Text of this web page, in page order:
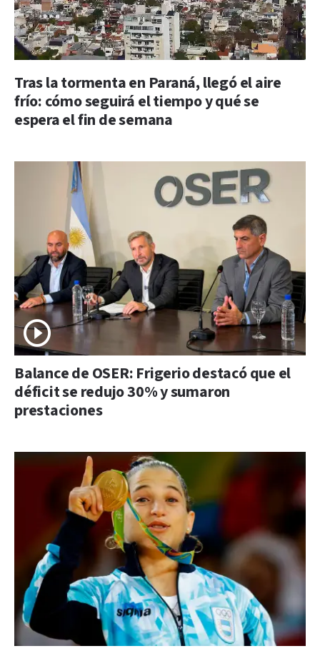
Tras la tormenta en Paraná, llegó el aire
frío: cómo seguirá el tiempo y qué se
espera el fin de semana
Balance de OSER: Frigerio destacó que el
déficit se redujo 30% y sumaron
prestaciones